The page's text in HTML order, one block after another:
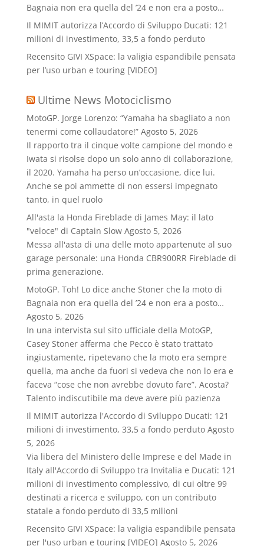
Bagnaia non era quella del ’24 e non era a posto…
Il MIMIT autorizza l’Accordo di Sviluppo Ducati: 121
milioni di investimento, 33,5 a fondo perduto
Recensito GIVI XSpace: la valigia espandibile pensata
per l’uso urban e touring [VIDEO]
Ultime News Motociclismo
MotoGP. Jorge Lorenzo: “Yamaha ha sbagliato a non
tenermi come collaudatore!” Agosto 5, 2026
Il rapporto tra il cinque volte campione del mondo e
Iwata si risolse dopo un solo anno di collaborazione,
il 2020. Yamaha ha perso un’occasione, dice lui.
Anche se poi ammette di non essersi impegnato
tanto, in quel ruolo
All'asta la Honda Fireblade di James May: il lato
"veloce" di Captain Slow Agosto 5, 2026
Messa all'asta di una delle moto appartenute al suo
garage personale: una Honda CBR900RR Fireblade di
prima generazione.
MotoGP. Toh! Lo dice anche Stoner che la moto di
Bagnaia non era quella del ’24 e non era a posto…
Agosto 5, 2026
In una intervista sul sito ufficiale della MotoGP,
Casey Stoner afferma che Pecco è stato trattato
ingiustamente, ripetevano che la moto era sempre
quella, ma anche da fuori si vedeva che non lo era e
faceva “cose che non avrebbe dovuto fare”. Acosta?
Talento indiscutibile ma deve avere più pazienza
Il MIMIT autorizza l'Accordo di Sviluppo Ducati: 121
milioni di investimento, 33,5 a fondo perduto Agosto
5, 2026
Via libera del Ministero delle Imprese e del Made in
Italy all'Accordo di Sviluppo tra Invitalia e Ducati: 121
milioni di investimento complessivo, di cui oltre 99
destinati a ricerca e sviluppo, con un contributo
statale a fondo perduto di 33,5 milioni
Recensito GIVI XSpace: la valigia espandibile pensata
per l'uso urban e touring [VIDEO] Agosto 5, 2026